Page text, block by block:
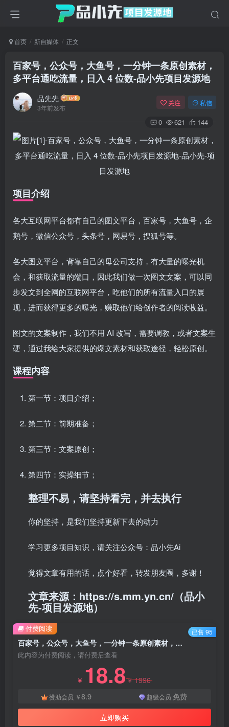
首页 新自媒体 正文
百家号，公众号，大鱼号，一分钟一条原创素材，
多平台通吃流量，日入 4 位数-品小先项目发源地
品先先
3年前发布
关注 私信
0 621 144
项目介绍
各大互联网平台都有自己的图文平台，百家号，大鱼号，企
鹅号，微信公众号，头条号，网易号，搜狐号等。
各大图文平台，背靠自己的母公司支持，有大量的曝光机
会，和获取流量的端口，因此我们做一次图文文案，可以同
步发文到全网的互联网平台，吃他们的所有流量入口的展
现，进而获得更多的曝光，赚取他们给创作者的阅读收益。
图文的文案制作，我们不用 AI 改写，需要调教，或者文案生
硬，通过我给大家提供的爆文素材和获取途径，轻松原创。
课程内容
第一节：项目介绍；
第二节：前期准备；
第三节：文案原创；
第四节：实操细节；
整理不易，请坚持看完，并去执行
你的坚持，是我们坚持更新下去的动力
学习更多项目知识，请关注公众号：品小先Ai
觉得文章有用的话，点个好看，转发朋友圈，多谢！
文章来源：https://s.mm.yn.cn/（品小
先-项目发源地）
百家号，公众号，大鱼号，一分钟一条原创素材，多平台通吃流量，日入 4 位数 - 资源之家
此内容为付费阅读，请付费后查看
￥ 18.8￥1996
赞助会员 ￥8.9 超级会员 免费
立即购买
付费阅读 已售 95